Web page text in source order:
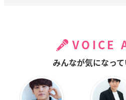
VOICE
みんなが気になっ